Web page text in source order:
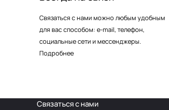
Связаться с нами можно любым удобным
для вас способом: e-mail, телефон,
социальные сети и мессенджеры.
Подробнее
Связаться с нами